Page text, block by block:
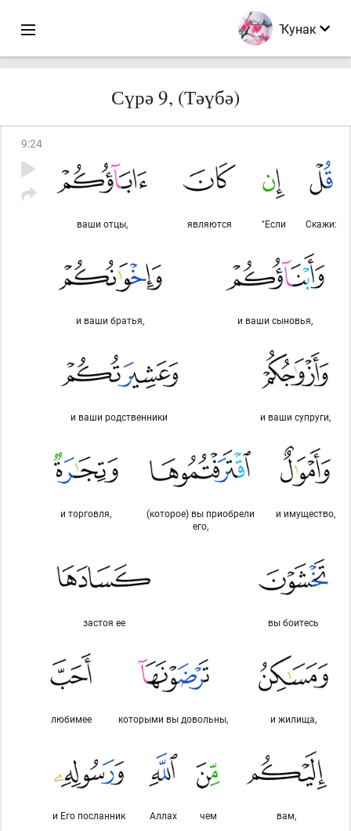
Ҡунак
Сүрә 9, (Тәүбә)
9:24
Скажи:
"Если
являются
ваши отцы,
и ваши сыновья,
и ваши братья,
и ваши супруги,
и ваши родственники
и имущество,
(которое) вы приобрели
его,
и торговля,
вы боитесь
застоя ее
и жилища,
которыми вы довольны,
любимее
вам,
чем
Аллах
и Его посланник